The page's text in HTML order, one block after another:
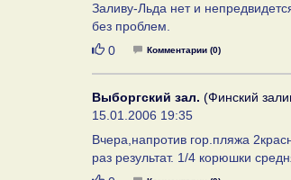
Заливу-Льда нет и
без проблем.
Нравится
0 Комментарии (0)
Выборгский зал. (Финский
15.01.2006 19:35
Вчера,напротив гор.пляжа
раз результат. 1/4 корюшки